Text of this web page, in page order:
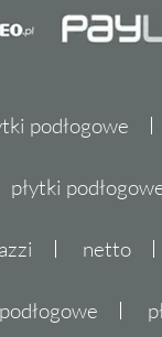
podłogowe
płytki
netto